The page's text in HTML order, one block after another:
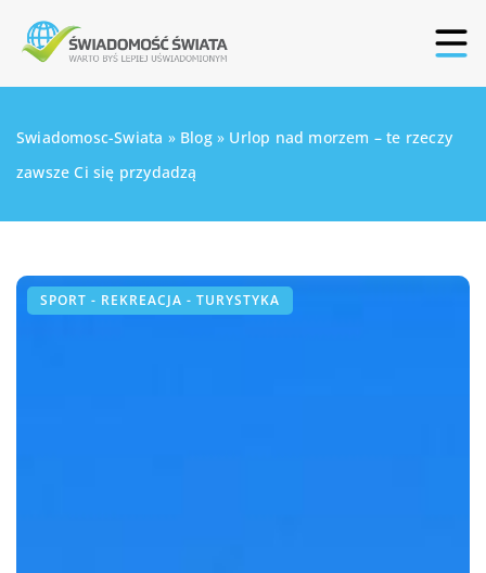
Swiadomosc-Swiata » Blog» Urlop nad morzem – te rzeczy
zawsze Ci się przydadzą
SPORT - REKREACJA - TURYSTYKA